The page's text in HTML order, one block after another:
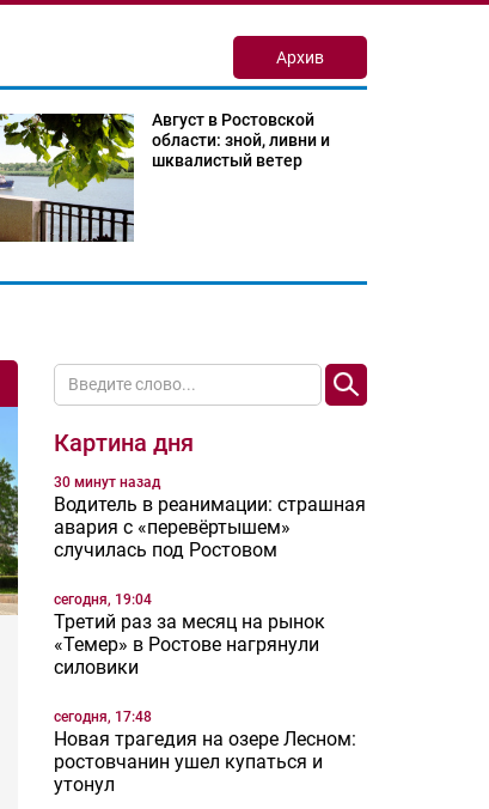
Архив
Август в Ростовской
области: зной, ливни и
шквалистый ветер
Картина дня
30 минут назад
Водитель в реанимации: страшная
авария с «перевёртышем»
случилась под Ростовом
сегодня, 19:04
Третий раз за месяц на рынок
«Темер» в Ростове нагрянули
силовики
сегодня, 17:48
Новая трагедия на озере Лесном:
ростовчанин ушел купаться и
утонул